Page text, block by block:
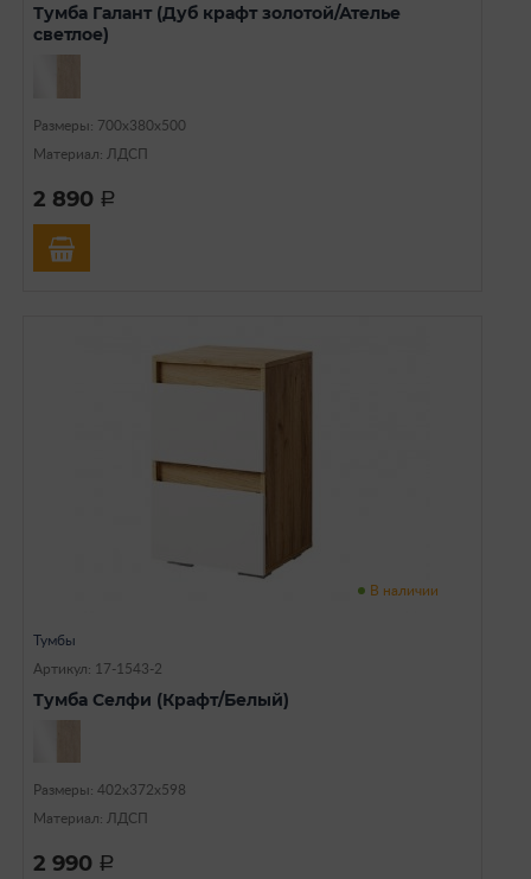
Тумба Галант (Дуб крафт золотой/Ателье
светлое)
Размеры: 700х380х500
Материал: ЛДСП
2 890 a
В наличии
Тумбы
Артикул: 17-1543-2
Тумба Селфи (Крафт/Белый)
Размеры: 402х372х598
Материал: ЛДСП
2 990 a